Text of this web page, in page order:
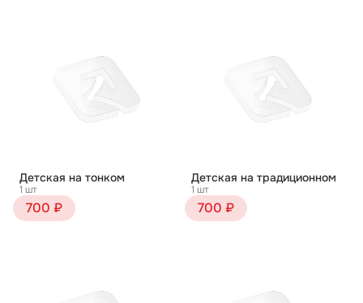
Детская на тонком
1 шт
700 ₽
Детская на традиционном
1 шт
700 ₽